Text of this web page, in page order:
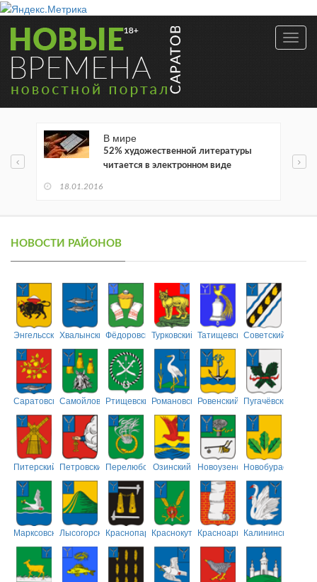
В мире
52% художественной литературы
читается в электронном виде
18.01.2016
НОВОСТИ РАЙОНОВ
ЭнгельсскийХвалынскийФёдоровскийТурковский ТатищевскийСоветский
СаратовскийСамойловскийРтищевскийРомановскийРовенский Пугачёвский
Питерский ПетровскийПерелюбскийОзинский НовоузенскийНовобурасский
МарксовскийЛысогорскийКраснопартизанский
КраснокутскийКрасноармейский
Калининский